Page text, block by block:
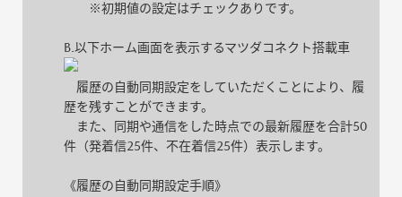
※初期値の設定はチェックありです。
B.以下ホーム画面を表示するマツダコネクト搭載車
履歴の自動同期設定をしていただくことにより、履
歴を残すことができます。
また、同期や通信をした時点での最新履歴を合計50
件（発着信25件、不在着信25件）表示します。
《履歴の自動同期設定手順》